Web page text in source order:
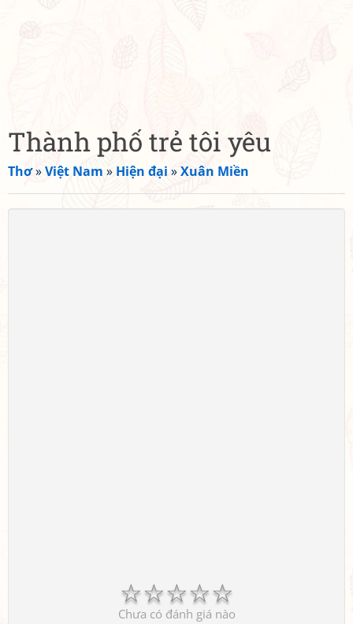
Thành phố trẻ tôi yêu
Thơ»Việt Nam » Hiện đại »Xuân Miền
☆
☆
☆
☆
☆
Chưa có đánh giá nào